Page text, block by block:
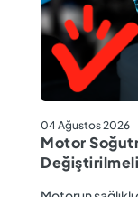
04 Ağustos 2026
Motor